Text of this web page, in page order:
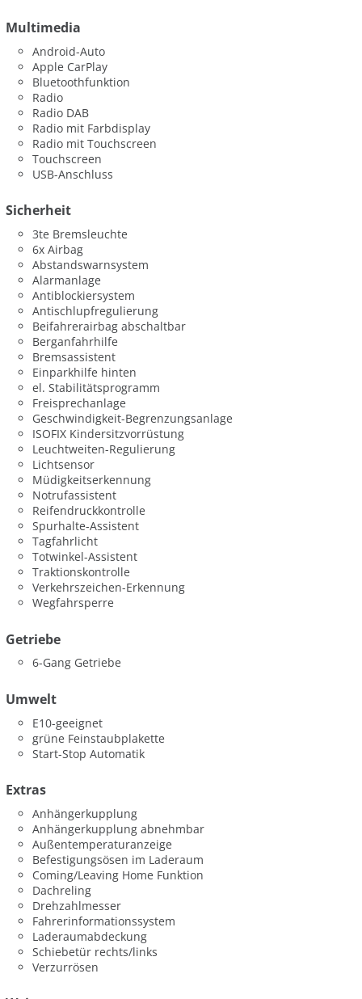
Multimedia
Android-Auto
Apple CarPlay
Bluetoothfunktion
Radio
Radio DAB
Radio mit Farbdisplay
Radio mit Touchscreen
Touchscreen
USB-Anschluss
Sicherheit
3te Bremsleuchte
6x Airbag
Abstandswarnsystem
Alarmanlage
Antiblockiersystem
Antischlupfregulierung
Beifahrerairbag abschaltbar
Berganfahrhilfe
Bremsassistent
Einparkhilfe hinten
el. Stabilitätsprogramm
Freisprechanlage
Geschwindigkeit-Begrenzungsanlage
ISOFIX Kindersitzvorrüstung
Leuchtweiten-Regulierung
Lichtsensor
Müdigkeitserkennung
Notrufassistent
Reifendruckkontrolle
Spurhalte-Assistent
Tagfahrlicht
Totwinkel-Assistent
Traktionskontrolle
Verkehrszeichen-Erkennung
Wegfahrsperre
Getriebe
6-Gang Getriebe
Umwelt
E10-geeignet
grüne Feinstaubplakette
Start-Stop Automatik
Extras
Anhängerkupplung
Anhängerkupplung abnehmbar
Außentemperaturanzeige
Befestigungsösen im Laderaum
Coming/Leaving Home Funktion
Dachreling
Drehzahlmesser
Fahrerinformationssystem
Laderaumabdeckung
Schiebetür rechts/links
Verzurrösen